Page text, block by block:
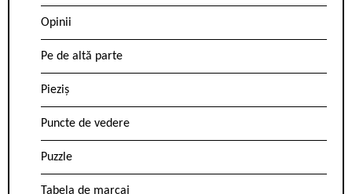
Opinii
Pe de altă parte
Pieziș
Puncte de vedere
Puzzle
Tabela de marcaj